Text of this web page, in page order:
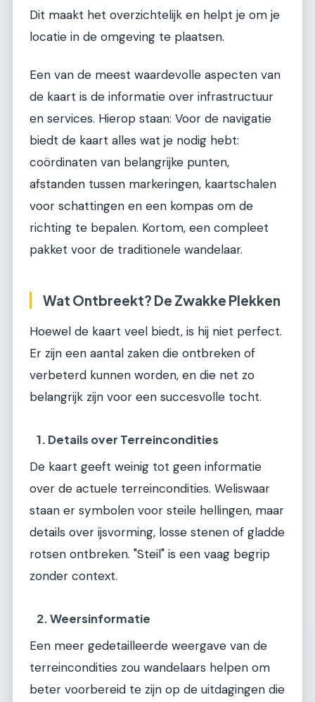
Dit maakt het overzichtelijk en helpt je om je
locatie in de omgeving te plaatsen.
Een van de meest waardevolle aspecten van
de kaart is de informatie over infrastructuur
en services. Hierop staan: Voor de navigatie
biedt de kaart alles wat je nodig hebt:
coördinaten van belangrijke punten,
afstanden tussen markeringen, kaartschalen
voor schattingen en een kompas om de
richting te bepalen. Kortom, een compleet
pakket voor de traditionele wandelaar.
Wat Ontbreekt? De Zwakke Plekken
Hoewel de kaart veel biedt, is hij niet perfect.
Er zijn een aantal zaken die ontbreken of
verbeterd kunnen worden, en die net zo
belangrijk zijn voor een succesvolle tocht.
1. Details over Terreincondities
De kaart geeft weinig tot geen informatie
over de actuele terreincondities. Weliswaar
staan er symbolen voor steile hellingen, maar
details over ijsvorming, losse stenen of gladde
rotsen ontbreken. "Steil" is een vaag begrip
zonder context.
2. Weersinformatie
Een meer gedetailleerde weergave van de
terreincondities zou wandelaars helpen om
beter voorbereid te zijn op de uitdagingen die